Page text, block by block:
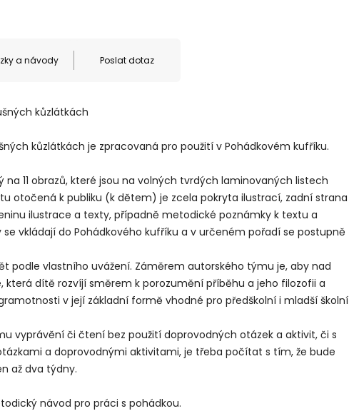
a návody Poslat dotaz
kůzlátkách
kůzlátkách je zpracovaná pro použití v Pohádkovém kufříku.
na 11 obrazů, které jsou na volných tvrdých laminovaných listech
otočená k publiku (k dětem) je zcela pokryta ilustrací, zadní strana
ilustrace a texty, případně metodické poznámky k textu a
se vkládají do Pohádkového kufříku a v určeném pořadí se postupně
podle vlastního uvážení. Záměrem autorského týmu je, aby nad
která dítě rozvíjí směrem k porozumění příběhu a jeho filozofii a
v její základní formě vhodné pro předškolní i mladší školní
vyprávění či čtení bez použití doprovodných otázek a aktivit, či s
a doprovodnými aktivitami, je třeba počítat s tím, že bude
až dva týdny.
návod pro práci s pohádkou.